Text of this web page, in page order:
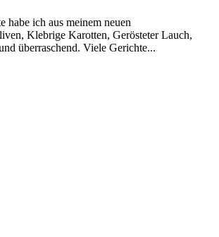
ich aus meinem neuen
Klebrige Karotten, Gerösteter Lauch,
überraschend. Viele Gerichte...